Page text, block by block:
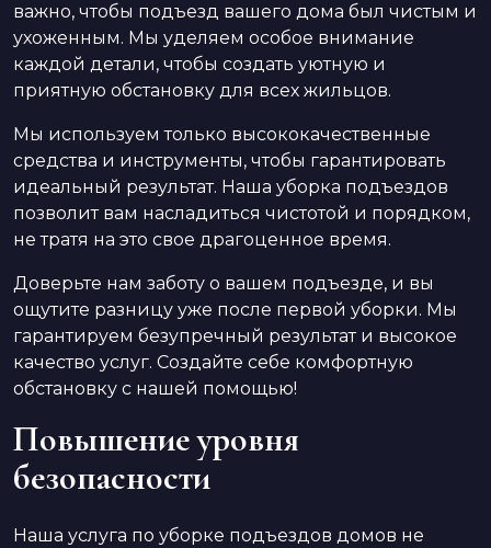
важно, чтобы подъезд вашего дома был чистым и
ухоженным. Мы уделяем особое внимание
каждой детали, чтобы создать уютную и
приятную обстановку для всех жильцов.
Мы используем только высококачественные
средства и инструменты, чтобы гарантировать
идеальный результат. Наша уборка подъездов
позволит вам насладиться чистотой и порядком,
не тратя на это свое драгоценное время.
Доверьте нам заботу о вашем подъезде, и вы
ощутите разницу уже после первой уборки. Мы
гарантируем безупречный результат и высокое
качество услуг. Создайте себе комфортную
обстановку с нашей помощью!
Повышение уровня
безопасности
Наша услуга по уборке подъездов домов не